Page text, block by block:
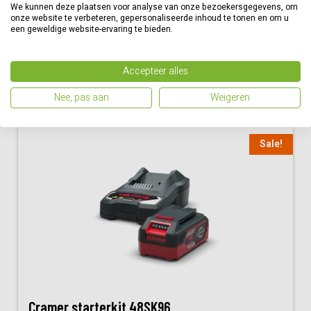
€119,95
Vergelijk
Sale!
Cramer starterkit 48SK96
We kunnen deze plaatsen voor analyse van onze bezoekersgegevens, om
onze website te verbeteren, gepersonaliseerde inhoud te tonen en om u
een geweldige website-ervaring te bieden.
Accepteer alles
Nee, pas aan
Weigeren